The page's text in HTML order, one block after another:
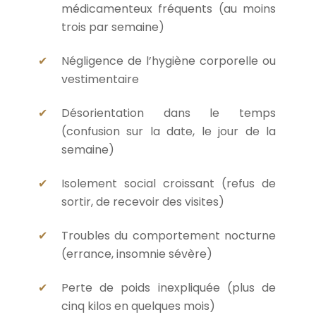
médicamenteux fréquents (au moins
trois par semaine)
Négligence de l’hygiène corporelle ou
vestimentaire
Désorientation dans le temps
(confusion sur la date, le jour de la
semaine)
Isolement social croissant (refus de
sortir, de recevoir des visites)
Troubles du comportement nocturne
(errance, insomnie sévère)
Perte de poids inexpliquée (plus de
cinq kilos en quelques mois)